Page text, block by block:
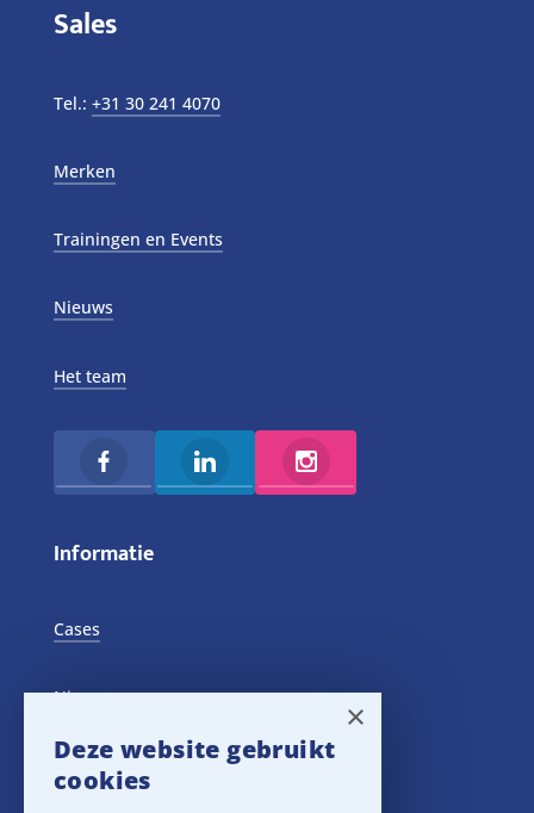
Sales
Tel.: +31 30 241 4070
Merken
Trainingen en Events
Nieuws
Het team
Informatie
Cases
Nieuws
Training Events
×
Deze website gebruikt
cookies